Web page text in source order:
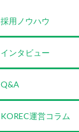
採用ノウハウ
インタビュー
Q&A
KOREC運営コラム